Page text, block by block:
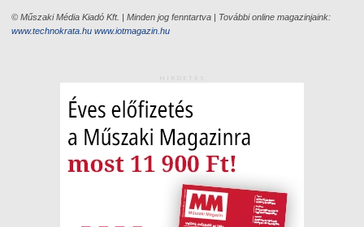
© Műszaki Média Kiadó Kft. | Minden jog fenntartva | További online magazinjaink:
www.technokrata.hu www.iotmagazin.hu
HIRDETÉS